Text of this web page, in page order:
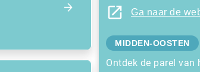
Ga naar de
MIDDEN-OOSTEN
Ontdek de parel